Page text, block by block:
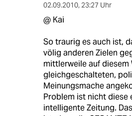
02.09.2010, 23:27 Uhr
@ Kai
So traurig es auch ist,
völig anderen Zielen
mittlerweile auf diesem
gleichgeschalteten,
Meinungsmache
Problem ist nicht diese
intelligente Zeitung.